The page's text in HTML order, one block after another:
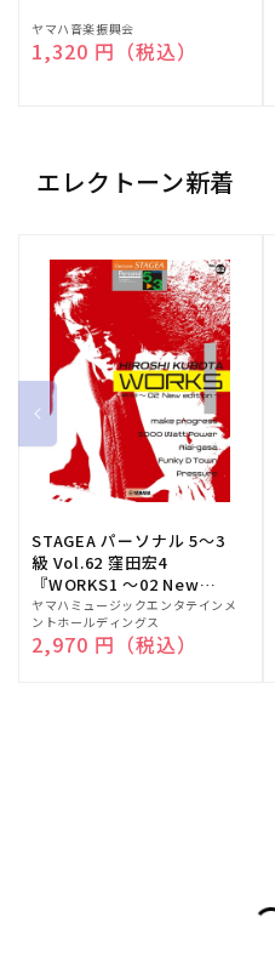
販
売
ヤマハ音楽振興会
通常価格
1,320 円（税込）
エレクトーン新着
STAGEA パーソナル 5～3
級 Vol.62 窪田宏4
『WORKS1 ～02 New
edition～』
販
売
元:
ヤマハミュージックエンタテインメ
ントホールディングス
通常価格
2,970 円（税込）